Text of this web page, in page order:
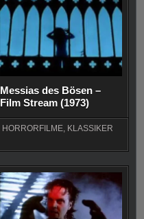
Messias des Bösen –
Film Stream (1973)
HORRORFILME, KLASSIKER